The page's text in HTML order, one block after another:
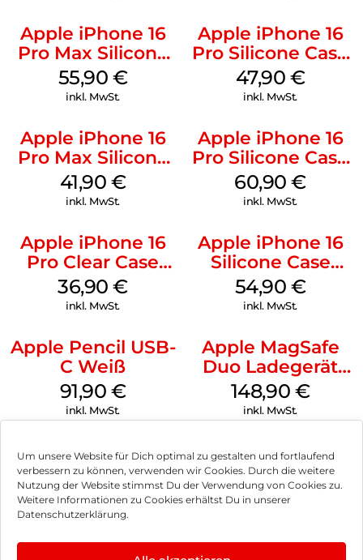
Um unsere Website für Dich optimal zu gestalten und fortlaufend
verbessern zu können, verwenden wir Cookies. Durch die weitere
Nutzung der Website stimmst Du der Verwendung von Cookies zu.
Weitere Informationen zu Cookies erhältst Du in unserer
Datenschutzerklärung.
Apple iPhone 16
Pro Max Silicone
Case MagSafe
Stone Gray
55,90 €
inkl. MwSt.
Apple iPhone 16
Pro Silicone Case
MagSafe Denim
47,90 €
inkl. MwSt.
Apple iPhone 16
Pro Max Silicone
Case MagSafe
Ultramarine
41,90 €
inkl. MwSt.
Apple iPhone 16
Pro Silicone Case
MagSafe Stone
Gray
60,90€
inkl. MwSt.
Apple iPhone 16
Pro Clear Case
MagSafe
Transparent
36,90€
inkl. MwSt.
Apple iPhone 16
Silicone Case
MagSafe Black
54,90 €
inkl. MwSt.
Apple Pencil USB-
C Weiß
91,90 €
inkl. MwSt.
Apple MagSafe
Duo Ladegerät
Weiß
148,90 €
inkl. MwSt.
Impressum